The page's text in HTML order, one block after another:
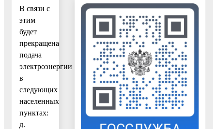
В связи с
этим
будет
прекращена
подача
электроэнергии
в
следующих
населенных
пунктах:
д.